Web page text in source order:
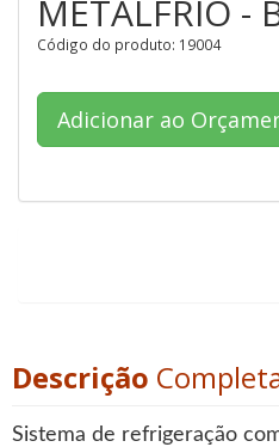
METALFRIO -
Código do produto: 19004
Adicionar ao
Descrição
Sistema de refrigeração